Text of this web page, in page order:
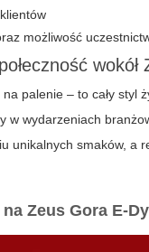
możliwość
palenie – to cały styl
w wydarzeniach
unikalnych smaków,
Zeus Gora E-